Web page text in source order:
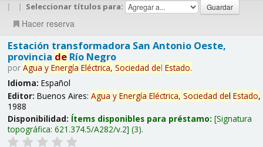
| | Seleccionar títulos para:
Hacer reserva
Estación transformadora San Antonio Oeste,
provincia deRío Negro
por Agua y Energía Eléctrica, Sociedad del Estado.
Idioma: Español
Editor: Buenos Aires: Agua y Energía Eléctrica, Sociedad del Estado,
1988
Disponibilidad: Ítems disponibles para préstamo: Signatura
topográfica: 621.374.5/A282/v.2 (3).